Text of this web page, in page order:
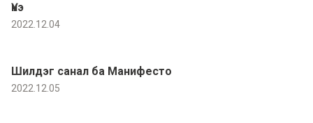
Үнэ
2022.12.04
Шилдэг санал ба Манифесто
2022.12.05